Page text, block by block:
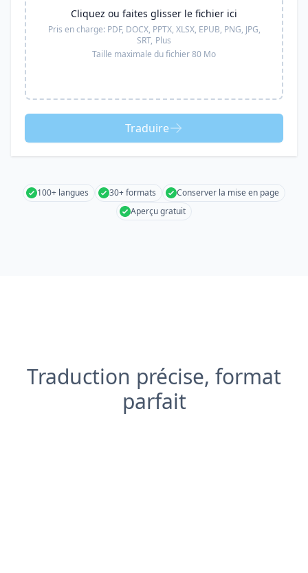
Cliquez ou faites glisser le fichier ici
Pris en charge: PDF, DOCX, PPTX, XLSX, EPUB, PNG, JPG,
SRT, Plus
Taille maximale du fichier 80 Mo
Traduire
100+ langues 30+ formats
Conserver la mise en page
Aperçu gratuit
Traduction précise, format
parfait